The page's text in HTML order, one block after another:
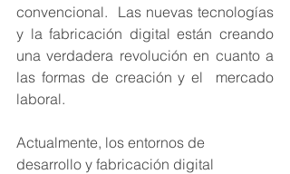
convencional.  Las nuevas tecnologías
y la fabricación digital están creando
una verdadera revolución en cuanto a
las formas de creación y el  mercado
laboral.
Actualmente, los entornos de
desarrollo y fabricación digital